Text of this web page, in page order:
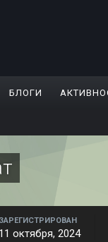
БЛОГИ
ЗАРЕГИСТРИРОВАН
11 октября, 2024